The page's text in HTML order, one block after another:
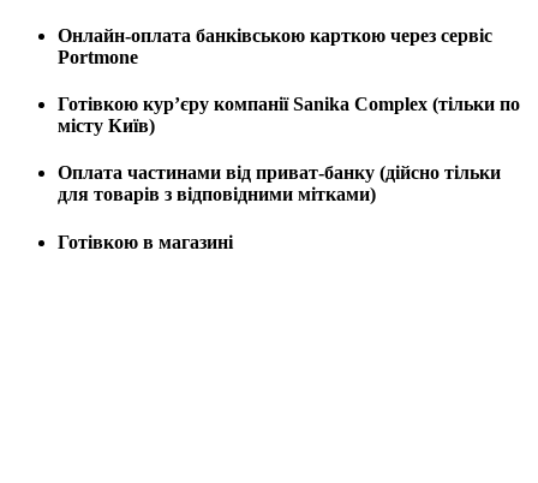
Онлайн-оплата банківською карткою через сервіс
Portmone
Готівкою кур’єру компаніїSanika Complex (тільки по
місту Київ)
Оплата частинами від приват-банку (дійсно тільки
для товарів з відповідними мітками)
Готівкою в магазині